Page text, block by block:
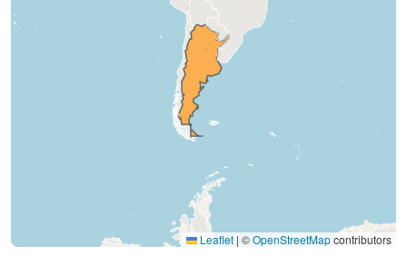
Leaflet | ©OpenStreetMapcontributors